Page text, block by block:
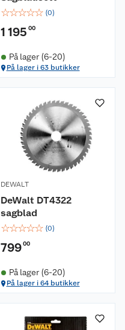
☆☆☆☆☆ (0)
1 195 00
På lager (6-20)
På lager i 63 butikker
DEWALT
DeWalt DT4322
sagblad
☆☆☆☆☆ (0)
79900
På lager (6-20)
På lager i 64 butikker